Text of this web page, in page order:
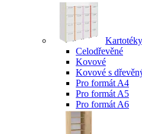
Kartotéky
Celodřevěné
Kovové
Kovové s
Pro formát A4
Pro formát A5
Pro formát A6